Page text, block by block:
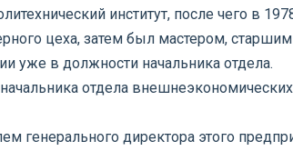
институт, после чего в
цеха, затем был мастером,
уже в должности начальника отдела.
отдела внешнеэкономических
генерального директора этого